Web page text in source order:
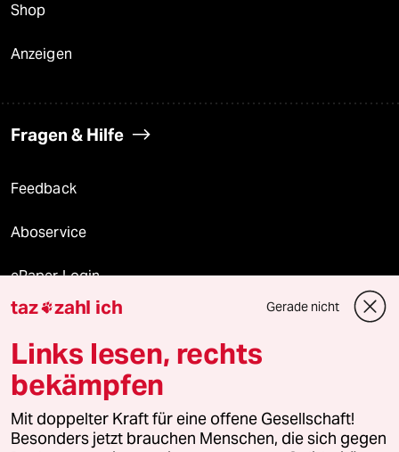
Shop
Anzeigen
Fragen & Hilfe
Feedback
Aboservice
ePaper Login
Downloads für Abonnierende
© 2026 taz Verlags und Vertriebs GmbH
Alle Rechte vorbehalten. Bei rechtlichen Fragen oder für Genehmigungen
wenden Sie sich bitte an
lizenzen@taz.de
taz zahl ich Gerade nicht
Links lesen, rechts
bekämpfen
Mit doppelter Kraft für eine offene Gesellschaft!
Besonders jetzt brauchen Menschen, die sich gegen